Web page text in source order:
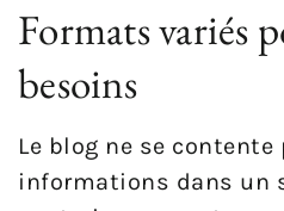
Formats variés
besoins
Le blog ne se contente
informations dans un